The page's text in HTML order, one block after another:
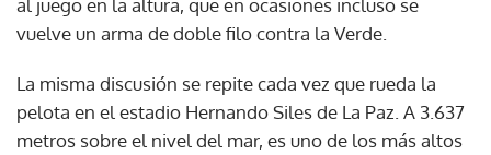
al juego en la altura, que en ocasiones incluso se
vuelve un arma de doble filo contra la Verde.
La misma discusión se repite cada vez que rueda la
pelota en el estadio Hernando Siles de La Paz. A 3.637
metros sobre el nivel del mar, es uno de los más altos